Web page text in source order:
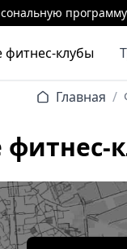
фитнес-клубы
Главная /
фитнес-